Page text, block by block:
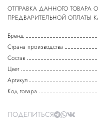
ОТПРАВКА ДАННОГО ТОВАРА
Бренд
Страна производства
Состав
Цвет
Артикул
Код товара
ПОДЕЛИТЬСЯ